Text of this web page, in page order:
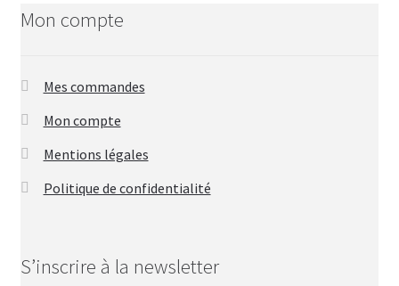
Mon compte
Mes commandes
Mon compte
Mentions légales
Politique de confidentialité
S’inscrire à la newsletter